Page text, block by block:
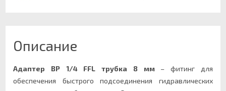
Описание
Адаптер ВР 1/4 FFL трубка 8 мм – фитинг для
обеспечения быстрого подсоединения гидравлических